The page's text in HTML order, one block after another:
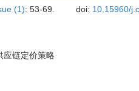
(1): 53-69. doi: 10.15960/
应链定价策略